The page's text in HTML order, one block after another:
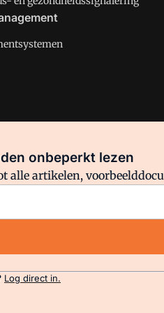
van VMN media. Lees in
onbeperkt lezen
alle artikelen,
Log direct in.